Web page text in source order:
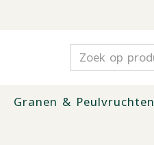
Granen & Peulvruchten